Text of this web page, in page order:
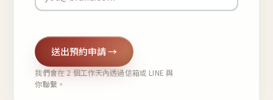
送出預約申請 →
我們會在 2 個工作天內透過信箱或 LINE 與
你聯繫。